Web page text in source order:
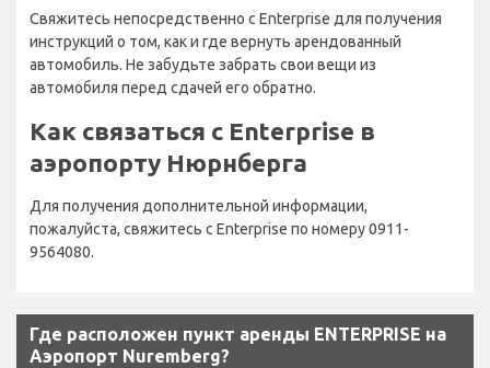
Свяжитесь непосредственно с Enterprise для получения
инструкций о том, как и где вернуть арендованный
автомобиль. Не забудьте забрать свои вещи из
автомобиля перед сдачей его обратно.
Как связаться с Enterprise в
аэропорту Нюрнберга
Для получения дополнительной информации,
пожалуйста, свяжитесь с Enterprise по номеру 0911-
9564080.
Где расположен пункт аренды ENTERPRISE на
Аэропорт Nuremberg?